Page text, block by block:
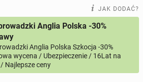
ogłoszeń online
295 profili online
167ogłoszeń online
JAK DODAĆ?
Anglia Polska -30%
Anglia Polska Szkocja -30%
wycena / Ubezpieczenie / 16Lat na
Najlepsze ceny